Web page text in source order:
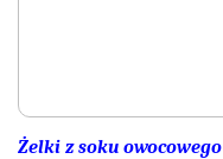
Żelki z soku owocowego